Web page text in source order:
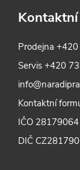
Prodejna
Servis+420
Kontaktní
IČO 28179064
DIČ